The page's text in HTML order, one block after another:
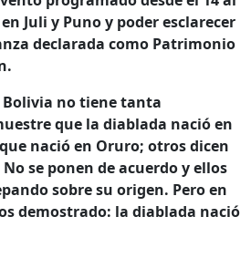
Juli y Puno y poder esclarecer
declarada como Patrimonio
no tiene tanta
que la diablada nació en
nació en Oruro; otros dicen
se ponen de acuerdo y ellos
sobre su origen. Pero en
demostrado: la diablada nació